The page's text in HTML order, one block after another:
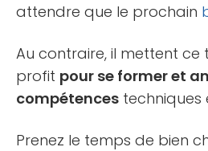
attendre que le prochain
Au contraire, il mettent ce
profit pour se former et
compétences techniques
Prenez le temps de bien